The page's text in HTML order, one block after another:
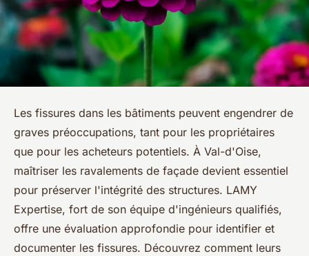
Les fissures dans les bâtiments peuvent engendrer de
graves préoccupations, tant pour les propriétaires
que pour les acheteurs potentiels. À Val-d'Oise,
maîtriser les ravalements de façade devient essentiel
pour préserver l'intégrité des structures. LAMY
Expertise, fort de son équipe d'ingénieurs qualifiés,
offre une évaluation approfondie pour identifier et
documenter les fissures. Découvrez comment leurs